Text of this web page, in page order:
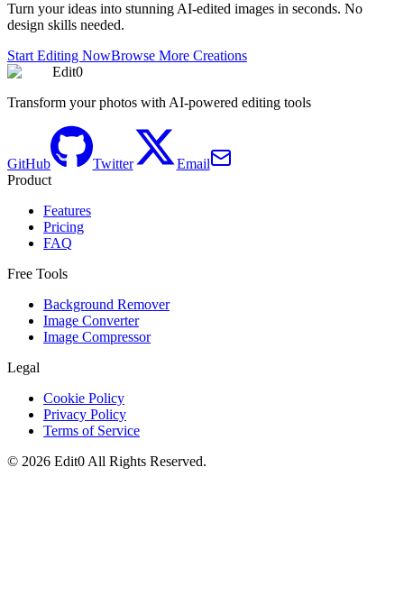
Turn your ideas into stunning AI-edited images in seconds. No
design skills needed.
Start Editing NowBrowse More Creations
Edit0
Transform your photos with AI-powered editing tools
GitHub Twitter
Email
Product
Features
Pricing
FAQ
Free Tools
Background Remover
Image Converter
Image Compressor
Legal
Cookie Policy
Privacy Policy
Terms of Service
© 2026 Edit0 All Rights Reserved.